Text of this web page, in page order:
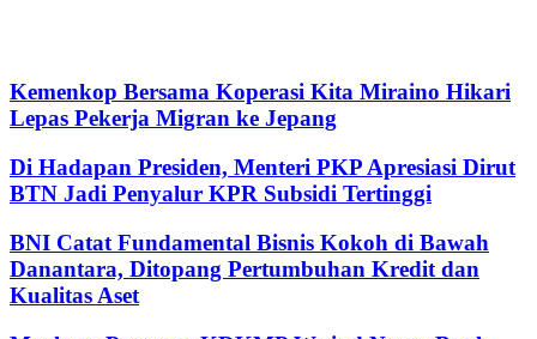
Kemenkop Bersama Koperasi Kita Miraino Hikari
Lepas Pekerja Migran ke Jepang
Di Hadapan Presiden, Menteri PKP Apresiasi Dirut
BTN Jadi Penyalur KPR Subsidi Tertinggi
BNI Catat Fundamental Bisnis Kokoh di Bawah
Danantara, Ditopang Pertumbuhan Kredit dan
Kualitas Aset